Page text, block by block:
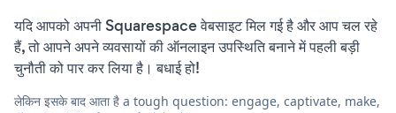
यदि आपको अपनी Squarespace वेबसाइट मिल गई है और आप चल रहे
हैं, तो आपने अपने व्यवसायों की ऑनलाइन उपस्थिति बनाने में पहली बड़ी
चुनौती को पार कर लिया है। बधाई हो!
लेकिन इसके बाद आता है a tough question: engage, captivate, make,